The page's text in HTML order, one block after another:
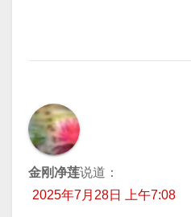
金刚净莲说道：
2025年7月28日 上午7:08